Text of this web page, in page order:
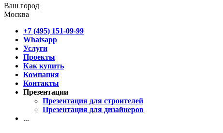
Ваш город
Москва
+7 (495) 151-09-99
Whatsapp
Услуги
Проекты
Как купить
Компания
Контакты
Презентации
Презентация для строителей
Презентация для дизайнеров
...